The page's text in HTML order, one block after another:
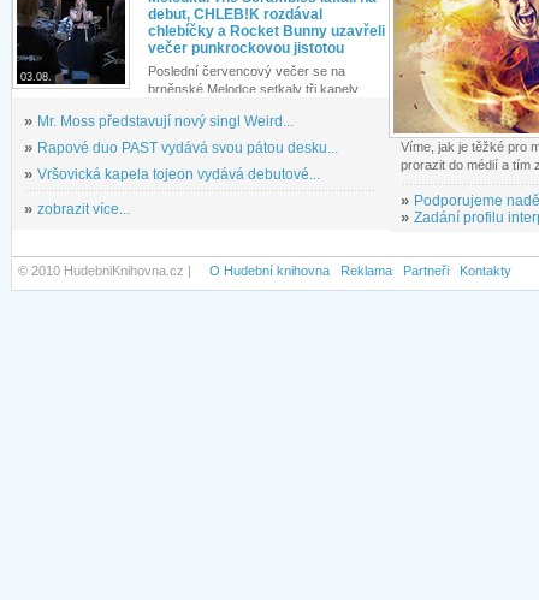
03.08.
debut, CHLEB!K rozdával
chlebíčky a Rocket Bunny uzavřeli
večer punkrockovou jistotou
Poslední červencový večer se na
brněnské Melodce setkaly tři kapely...
» Mr. Moss představují nový singl Weird...
» Rapové duo PAST vydává svou pátou desku...
» Vršovická kapela tojeon vydává debutové...
» zobrazit více...
Víme, jak je těžké pro
prorazit do médií a tím
» Podporujeme
» Zadání profilu
© 2010 HudebniKnihovna.cz | O Hudební knihovna Reklama Partneři Kontakty